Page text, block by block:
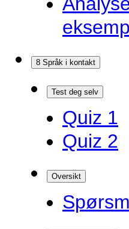
8 Språk i kontakt
Test deg selv
Quiz 1
Quiz 2
Oversikt